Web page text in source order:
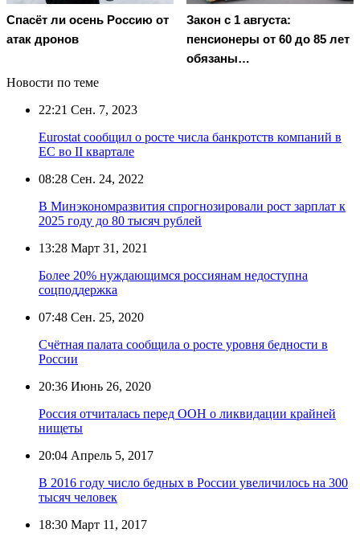
Спасёт ли осень Россию от
атак дронов
Закон с 1 августа:
пенсионеры от 60 до 85 лет
обязаны…
Новости по теме
22:21 Сен. 7, 2023
Eurostat сообщил о росте числа банкротств компаний в
ЕС во II квартале
08:28 Сен. 24, 2022
В Минэкономразвития спрогнозировали рост зарплат к
2025 году до 80 тысяч рублей
13:28 Март 31, 2021
Более 20% нуждающимся россиянам недоступна
соцподдержка
07:48 Сен. 25, 2020
Счётная палата сообщила о росте уровня бедности в
России
20:36 Июнь 26, 2020
Россия отчиталась перед ООН о ликвидации крайней
нищеты
20:04 Апрель 5, 2017
В 2016 году число бедных в России увеличилось на 300
тысяч человек
18:30 Март 11, 2017